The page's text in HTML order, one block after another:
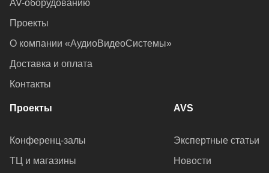
AV-оборудованию
Проекты
О компании «АудиоВидеоСистемы»
Доставка и оплата
Контакты
Проекты
Конференц-залы
ТЦ и магазины
AVS
Экспертные статьи
Новости